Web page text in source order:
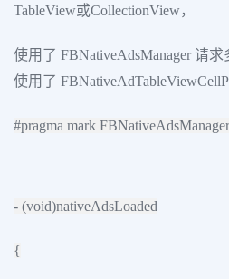
TableView或CollectionView，
使用了 FBNativeAdsManager 请
使用了
#pragma mark
- (void)nativeAdsLoaded
{